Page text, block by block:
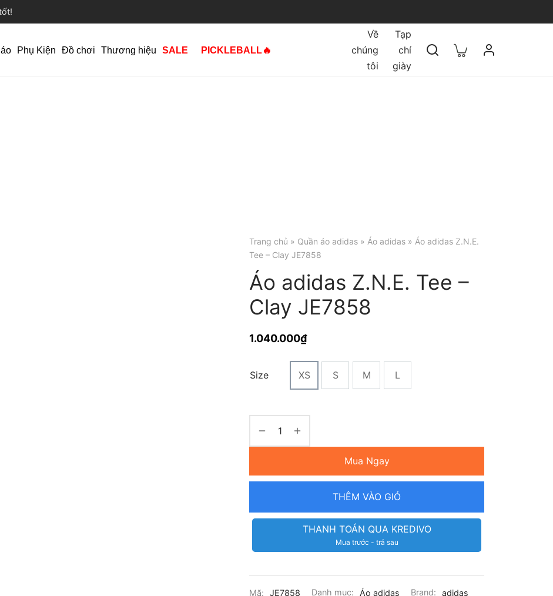
Phụ Kiện Đồ chơi Thương hiệu SALE PICKLEBALL🔥
Về
chúng
tôi
Tạp
chí
giày
Trang chủ » Quần áo adidas » Áo adidas » Áo adidas Z.N.E.
Tee – Clay JE7858
Áo adidas Z.N.E. Tee –
Clay JE7858
1.040.000₫
Size XS S M L
Mua Ngay
THÊM VÀO GIỎ
THANH TOÁN QUA KREDIVO
Mua trước - trả sau
Mã: JE7858 Danh mục: Áo adidas Brand: adidas